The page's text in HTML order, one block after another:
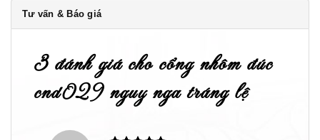
Tư vấn & Báo giá
3 đánh giá chocổng nhôm đúc
cnd029 nguy nga tráng lệ